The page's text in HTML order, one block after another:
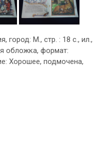
город: М., стр. : 18 с., ил.,
обложка, формат:
Хорошее, подмочена,